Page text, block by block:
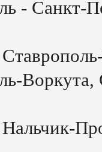
- Санкт-
Воркута,